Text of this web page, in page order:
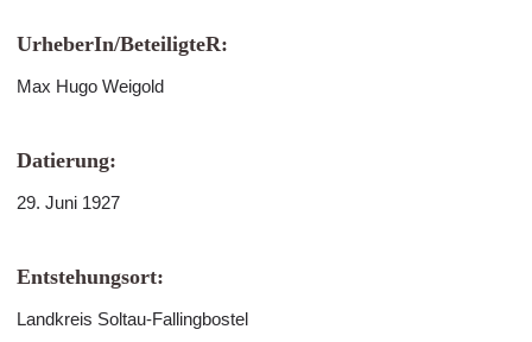
UrheberIn/BeteiligteR:
Max Hugo Weigold
Datierung:
29. Juni 1927
Entstehungsort:
Landkreis Soltau-Fallingbostel